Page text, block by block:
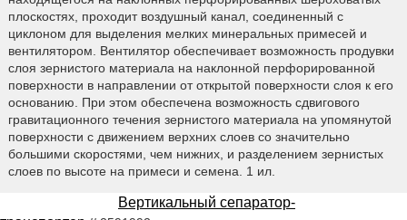
плоскостях, проходит воздушный канал, соединенный с
циклоном для выделения мелких минеральных примесей и
вентилятором. Вентилятор обеспечивает возможность продувки
слоя зернистого материала на наклонной перфорированной
поверхности в направлении от открытой поверхности слоя к его
основанию. При этом обеспечена возможность сдвигового
гравитационного течения зернистого материала на упомянутой
поверхности с движением верхних слоев со значительно
большими скоростями, чем нижних, и разделением зернистых
слоев по высоте на примеси и семена. 1 ил.
Вертикальный сепаратор-